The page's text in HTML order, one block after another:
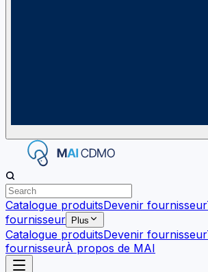
Catalogue produitsDevenir fournisseur
fournisseur
Plus
Catalogue produitsDevenir fournisseur
fournisseurÀ propos de MAI